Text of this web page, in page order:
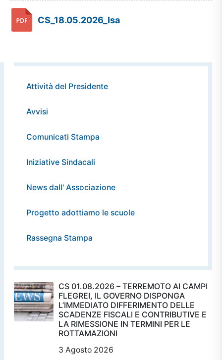
CS_18.05.2026_Isa
Attività del Presidente
Avvisi
Comunicati Stampa
Iniziative Sindacali
News dall' Associazione
Progetto adottiamo le scuole
Rassegna Stampa
CS 01.08.2026 – TERREMOTO AI CAMPI
FLEGREI, IL GOVERNO DISPONGA
L’IMMEDIATO DIFFERIMENTO DELLE
SCADENZE FISCALI E CONTRIBUTIVE E
LA RIMESSIONE IN TERMINI PER LE
ROTTAMAZIONI
3 Agosto 2026